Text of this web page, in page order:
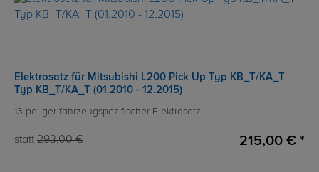
Elektrosatz für Mitsubishi L200 Pick Up Typ KB_T/KA_T
Typ KB_T/KA_T (01.2010 - 12.2015)
13-poliger fahrzeugspezifischer Elektrosatz
statt 293,00 € 215,00 € *